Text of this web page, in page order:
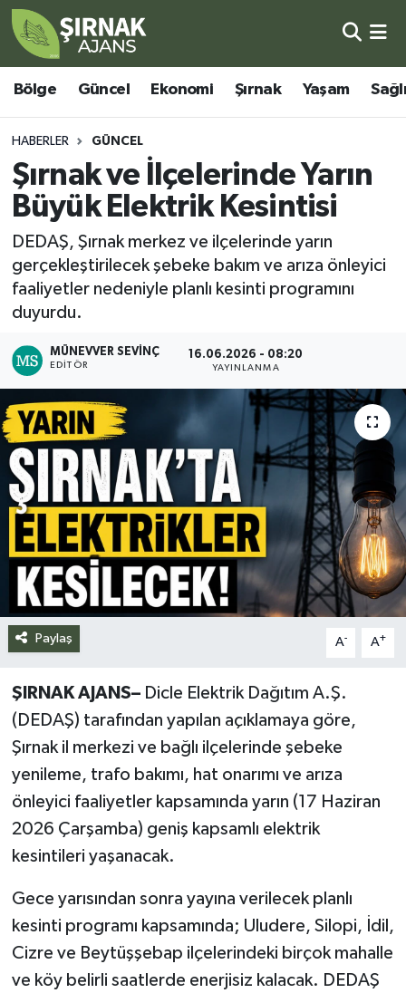
Bölge Güncel Ekonomi Şırnak Yaşam
HABERLER GÜNCEL
Şırnak ve İlçelerinde Yarın
Büyük Elektrik Kesintisi
DEDAŞ, Şırnak merkez ve ilçelerinde yarın
gerçekleştirilecek şebeke bakım ve arıza önleyici
faaliyetler nedeniyle planlı kesinti programını
duyurdu.
MÜNEVVER SEVINÇ
EDITÖR
16.06.2026 - 08:20
YAYINLANMA
Paylaş A- A+
ŞIRNAKAJANS–Dicle Elektrik Dağıtım A.Ş.
(DEDAŞ) tarafından yapılan açıklamaya göre,
Şırnak il merkezi ve bağlı ilçelerinde şebeke
yenileme, trafo bakımı, hat onarımı ve arıza
önleyici faaliyetler kapsamında yarın (17 Haziran
2026 Çarşamba) geniş kapsamlı elektrik
kesintileri yaşanacak.
Gece yarısından sonra yayına verilecek planlı
kesinti programı kapsamında; Uludere, Silopi, İdil,
Cizre ve Beytüşşebap ilçelerindeki birçok mahalle
ve köy belirli saatlerde enerjisiz kalacak. DEDAŞ
Bölge
Güncel
Ekonomi
Şırnak
Yaşam
Sağlık
Eğitim
Kültür - Sanat
Siyaset
Spor
Teknoloji
Yazarlar
Şırnak Nöbetçi Eczaneler
Şırnak Hava Durumu
Şirnak Namaz Vakitleri
Şırnak Trafik Yoğunluk Haritası
Süper Lig Puan Durumu ve Fikstür
Tüm Manşetler
Son Dakika Haberleri
Haber Arşivi